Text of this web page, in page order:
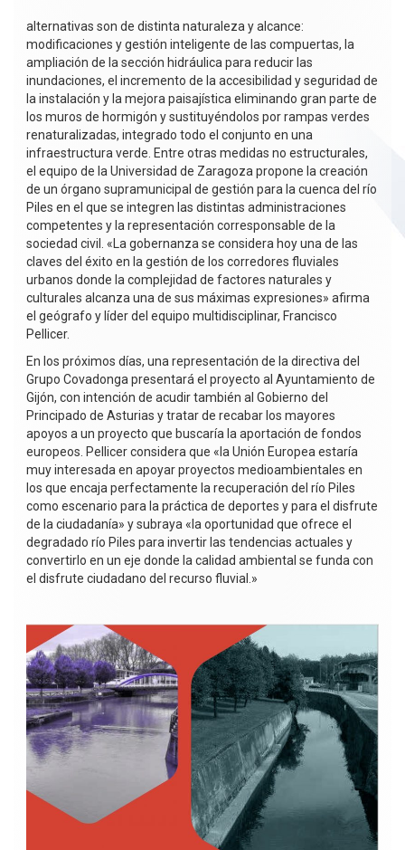
alternativas son de distinta naturaleza y alcance:
modificaciones y gestión inteligente de las compuertas, la
ampliación de la sección hidráulica para reducir las
inundaciones, el incremento de la accesibilidad y seguridad de
la instalación y la mejora paisajística eliminando gran parte de
los muros de hormigón y sustituyéndolos por rampas verdes
renaturalizadas, integrado todo el conjunto en una
infraestructura verde. Entre otras medidas no estructurales,
el equipo de la Universidad de Zaragoza propone la creación
de un órgano supramunicipal de gestión para la cuenca del río
Piles en el que se integren las distintas administraciones
competentes y la representación corresponsable de la
sociedad civil. «La gobernanza se considera hoy una de las
claves del éxito en la gestión de los corredores fluviales
urbanos donde la complejidad de factores naturales y
culturales alcanza una de sus máximas expresiones» afirma
el geógrafo y líder del equipo multidisciplinar, Francisco
Pellicer.
En los próximos días, una representación de la directiva del
Grupo Covadonga presentará el proyecto al Ayuntamiento de
Gijón, con intención de acudir también al Gobierno del
Principado de Asturias y tratar de recabar los mayores
apoyos a un proyecto que buscaría la aportación de fondos
europeos. Pellicer considera que «la Unión Europea estaría
muy interesada en apoyar proyectos medioambientales en
los que encaja perfectamente la recuperación del río Piles
como escenario para la práctica de deportes y para el disfrute
de la ciudadanía» y subraya «la oportunidad que ofrece el
degradado río Piles para invertir las tendencias actuales y
convertirlo en un eje donde la calidad ambiental se funda con
el disfrute ciudadano del recurso fluvial.»